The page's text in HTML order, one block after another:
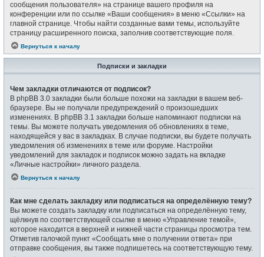
сообщения пользователя» на странице вашего профиля на
конференции или по ссылке «Ваши сообщения» в меню «Ссылки» на
главной странице. Чтобы найти созданные вами темы, используйте
страницу расширенного поиска, заполнив соответствующие поля.
Вернуться к началу
Подписки и закладки
Чем закладки отличаются от подписок?
В phpBB 3.0 закладки были больше похожи на закладки в вашем веб-
браузере. Вы не получали предупреждений о произошедших
изменениях. В phpBB 3.1 закладки больше напоминают подписки на
темы. Вы можете получать уведомления об обновлениях в теме,
находящейся у вас в закладках. В случае подписки, вы будете получать
уведомления об изменениях в теме или форуме. Настройки
уведомлений для закладок и подписок можно задать на вкладке
«Личные настройки» личного раздела.
Вернуться к началу
Как мне сделать закладку или подписаться на определённую тему?
Вы можете создать закладку или подписаться на определённую тему,
щёлкнув по соответствующей ссылке в меню «Управление темой»,
которое находится в верхней и нижней части страницы просмотра тем.
Отметив галочкой пункт «Сообщать мне о получении ответа» при
отправке сообщения, вы также подпишетесь на соответствующую тему.